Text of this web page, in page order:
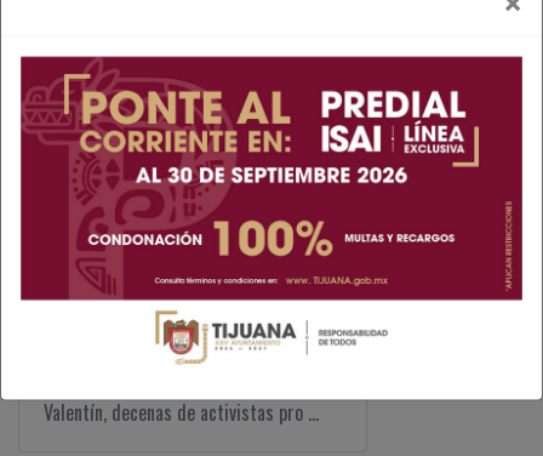
de cáncer
La mañana de este lunes se llevaron a
cabo jornadas de detección de cáncer
en la delegación de ...
Recuerdan a migrantes en San
Valentín
*.- Dos personas mueren por día al
Valentín, decenas de activistas pro ...